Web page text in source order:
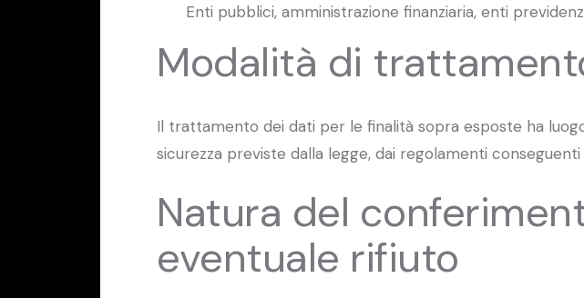
Enti pubblici, amministrazione finanziaria, enti
Modalità di
Il trattamento dei dati per le finalità sopra esposte ha
sicurezza previste dalla legge, dai regolamenti
Natura del
eventuale rifiuto